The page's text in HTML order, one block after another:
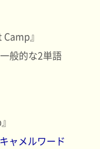
』
的な2単語
キャメルワード